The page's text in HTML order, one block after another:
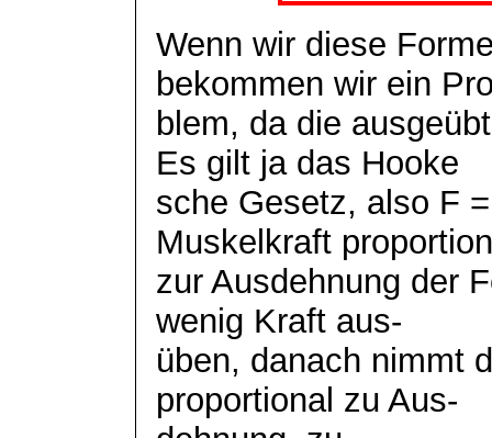
Wenn wir diese
bekommen wir ein
blem, da die
Es gilt ja das Hooke
sche Gesetz, also F
Muskelkraft
zur Ausdehnung der
wenig Kraft aus-
üben, danach nimmt
proportional zu Aus-